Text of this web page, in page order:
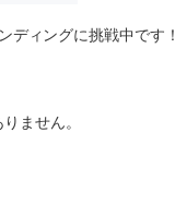
ディングに挑戦中です！
ません。